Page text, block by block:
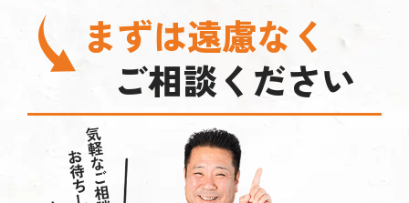
まずは遠慮なく
ご相談ください